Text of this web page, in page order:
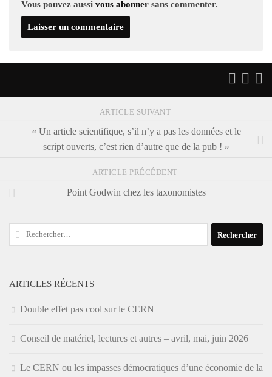
Vous pouvez aussi vous abonner sans commenter.
ARTICLE SUIVANT
« Un article scientifique, s’il n’y a pas les données et le
script ouverts, c’est rien d’autre que de la pub ! »
ARTICLE PRÉCÉDENT
Point Godwin chez les taxonomistes
Rechercher :
ARTICLES RÉCENTS
Double effet pas cool sur le CERN
Conseil de matériel, lectures et autres – avril, mai, juin 2026
Le CERN ou les impasses démocratiques d’une économie de la